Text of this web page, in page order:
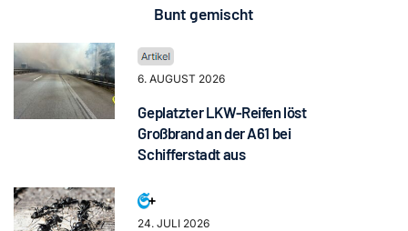
Bunt gemischt
6. AUGUST 2026
Geplatzter LKW-Reifen löst
Großbrand an der A61 bei
Schifferstadt aus
24. JULI 2026